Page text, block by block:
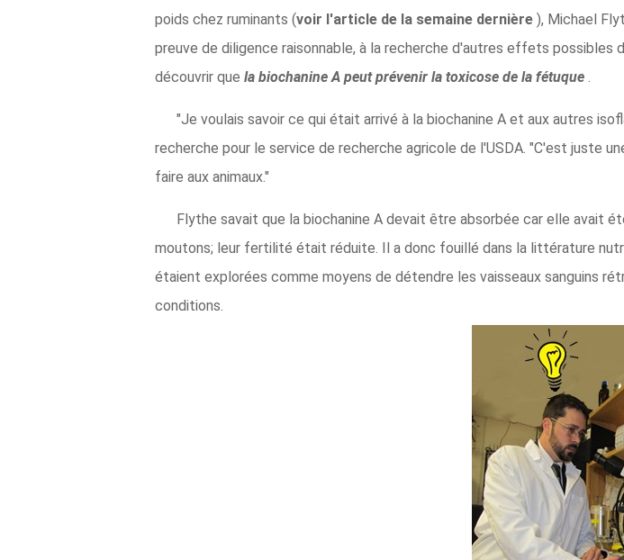
poids chez ruminants (voir l'article de la semaine dernière ), Michael
preuve de diligence raisonnable, à la recherche d'autres effets
découvrir que la biochanine A peut prévenir la toxicose de la fétuque .
"Je voulais savoir ce qui était arrivé à la biochanine A et aux autres
recherche pour le service de recherche agricole de l'USDA. "C'est juste
faire aux animaux."
Flythe savait que la biochanine A devait être absorbée car elle avait
moutons; leur fertilité était réduite. Il a donc fouillé dans la littérature
étaient explorées comme moyens de détendre les vaisseaux sanguins
conditions.